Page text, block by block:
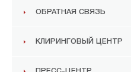
ОБРАТНАЯ СВЯЗЬ
КЛИРИНГОВЫЙ ЦЕНТР